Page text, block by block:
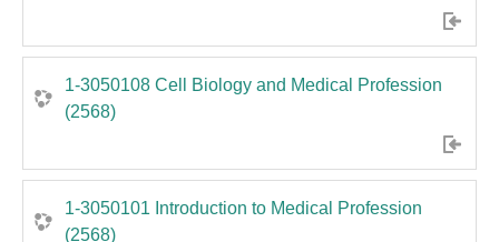
1-3050108 Cell Biology and Medical Profession
(2568)
1-3050101 Introduction to Medical Profession
(2568)